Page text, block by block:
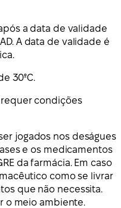
a data de validade
A data de validade é
30ºC.
requer condições
jogados nos deságues
e os medicamentos
da farmácia. Em caso
como se livrar
que não necessita.
o meio ambiente.